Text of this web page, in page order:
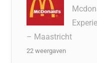
– Maastricht
22 weergaven